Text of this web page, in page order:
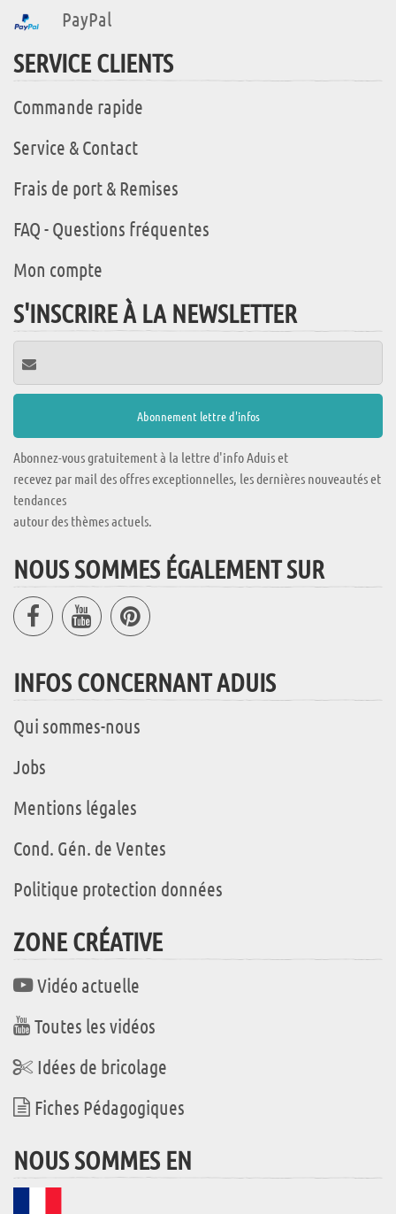
PayPal
SERVICE CLIENTS
Commande rapide
Service & Contact
Frais de port & Remises
FAQ - Questions fréquentes
Mon compte
S'INSCRIRE À LA NEWSLETTER
Abonnez-vous gratuitement à la lettre d'info Aduis et
recevez par mail des offres exceptionnelles, les dernières nouveautés et
tendances
autour des thèmes actuels.
NOUS SOMMES ÉGALEMENT SUR
INFOS CONCERNANT ADUIS
Qui sommes-nous
Jobs
Mentions légales
Cond. Gén. de Ventes
Politique protection données
ZONE CRÉATIVE
Vidéo actuelle
Toutes les vidéos
Idées de bricolage
Fiches Pédagogiques
NOUS SOMMES EN